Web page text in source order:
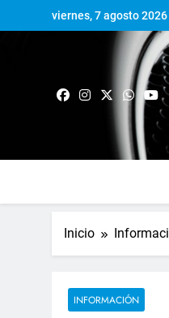
viernes, 7 agosto 2026
Inicio
INFORMACIÓN